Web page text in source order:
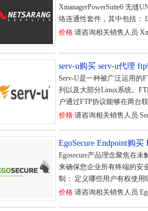
XmanagerPowerSuite6 无缝
络连通性套件，其中包括：
价格:请咨询相关销售人员
serv-u购买 serv-u代理
Serv-U是一种被广泛运用的
列以及大部分Linux系统。
户通过FTP协议能够在两台
价格:请咨询相关销售人员
EgoSecure Endpoint购
Egosecure产品理念聚焦在
来确保您企业所有终端的安
制： 定义哪些用户有权使
价格:请咨询相关销售人员